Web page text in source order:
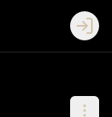
Login